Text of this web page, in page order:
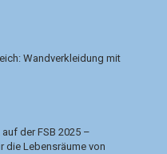
Wandverkleidung mit
der FSB 2025 –
die Lebensräume von